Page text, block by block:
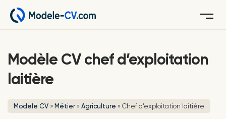
Menu
Modèle CV chef d’exploitation
laitière
Modele CV » Métier » Agriculture » Chef d’exploitation laitière